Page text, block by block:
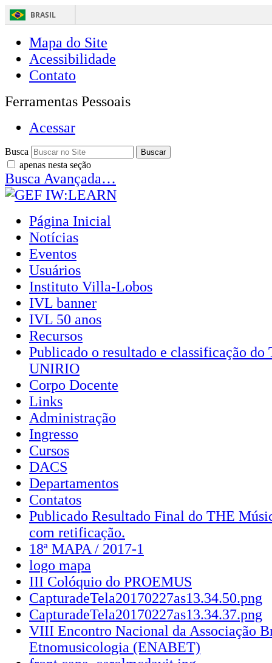
BRASIL
Mapa do Site
Acessibilidade
Contato
Ferramentas Pessoais
Acessar
Busca
apenas nesta seção
Busca Avançada…
Página Inicial
Notícias
Eventos
Usuários
Instituto Villa-Lobos
IVL banner
IVL 50 anos
Recursos
Publicado o resultado e classificação do
UNIRIO
Corpo Docente
Links
Administração
Ingresso
Cursos
DACS
Departamentos
Contatos
Publicado Resultado Final do THE
com retificação.
18ª MAPA / 2017-1
logo mapa
III Colóquio do PROEMUS
CapturadeTela20170227as13.34.50.png
CapturadeTela20170227as13.34.37.png
VIII Encontro Nacional da Associação
Etnomusicologia (ENABET)